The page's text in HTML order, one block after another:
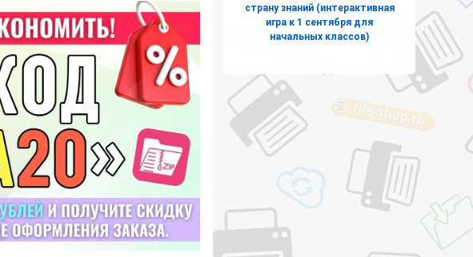
страну знаний (интерактивная
игра к 1 сентября для
начальных классов)